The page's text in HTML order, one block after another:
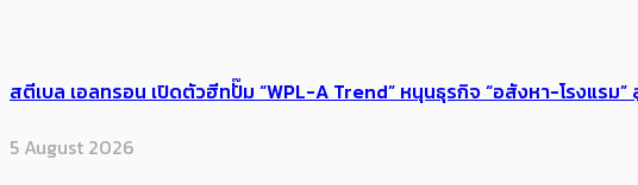
สตีเบล เอลทรอน เปิดตัวฮีทปั๊ม “WPL-A Trend” หนุนธุรกิจ “อสังหา-โรงแร
5 August 2026